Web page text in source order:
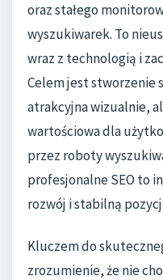
oraz stałego
wyszukiwarek. To
wraz z technologią i
Celem jest stworzenie
atrakcyjna wizualnie,
wartościowa dla
przez roboty
profesjonalne SEO to
rozwój i stabilną
Kluczem do
zrozumienie, że nie